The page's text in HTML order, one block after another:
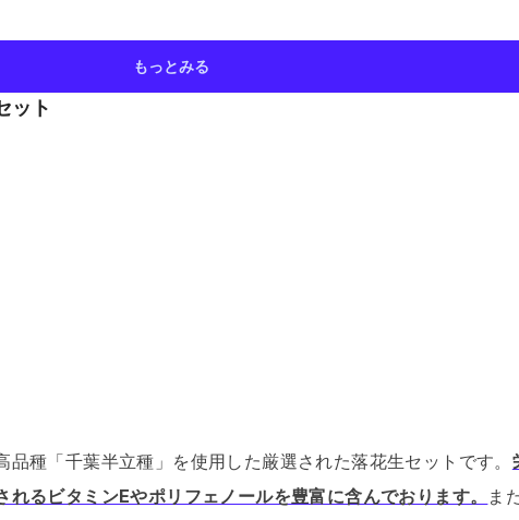
もっとみる
ット
種「千葉半立種」を使用した厳選された落花生セットです。
るビタミンEやポリフェノールを豊富に含んでおります。
ま